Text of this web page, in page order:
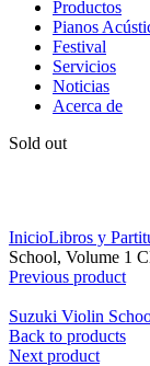
Productos
Pianos
Festival
Servicios
Noticias
Acerca de
Sold out
InicioLibros y
School, Volume 1
Previous product
Suzuki Violin
Back to products
Next product